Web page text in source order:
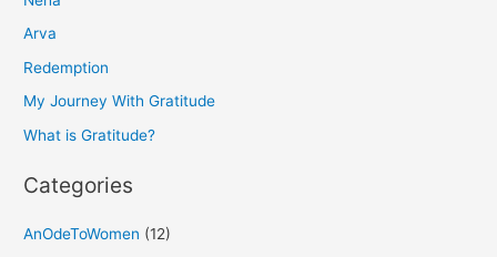
h
f
o
Arva
Redemption
My Journey With Gratitude
What is Gratitude?
Categories
AnOdeToWomen (12)